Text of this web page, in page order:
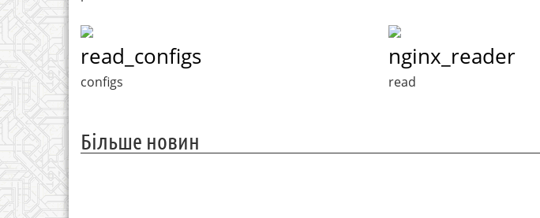
read_configs
configs
nginx_reader
read
Більше новин